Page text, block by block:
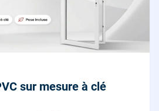
sur mesure à clé